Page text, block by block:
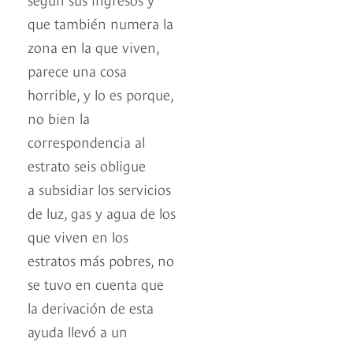
que también numera la
zona en la que viven,
parece una cosa
horrible, y lo es porque,
no bien la
correspondencia al
estrato seis obligue
a subsidiar los servicios
de luz, gas y agua de los
que viven en los
estratos más pobres, no
se tuvo en cuenta que
la derivación de esta
ayuda llevó a un